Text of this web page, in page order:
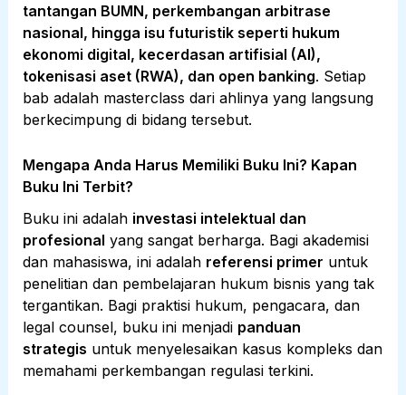
tantangan BUMN, perkembangan arbitrase
nasional, hingga isu futuristik seperti hukum
ekonomi digital, kecerdasan artifisial (AI),
tokenisasi aset (RWA), dan open banking. Setiap
bab adalah masterclass dari ahlinya yang langsung
berkecimpung di bidang tersebut.
Mengapa Anda Harus Memiliki Buku Ini? Kapan
Buku Ini Terbit?
Buku ini adalah investasi intelektual dan
profesional yang sangat berharga. Bagi akademisi
dan mahasiswa, ini adalah referensi primer untuk
penelitian dan pembelajaran hukum bisnis yang tak
tergantikan. Bagi praktisi hukum, pengacara, dan
legal counsel, buku ini menjadi panduan
strategis untuk menyelesaikan kasus kompleks dan
memahami perkembangan regulasi terkini.